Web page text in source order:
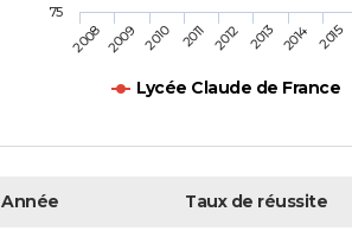
Lycée Claude de France
2008 2009 2010 2011 2012 2013 2014 2015
75
Année Taux de réussite